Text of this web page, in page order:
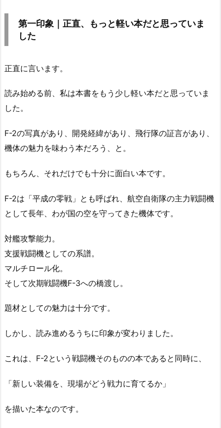
第一印象｜正直、もっと軽い本だと思っていま
した
正直に言います。
読み始める前、私は本書をもう少し軽い本だと思っていま
した。
F-2の写真があり、開発経緯があり、飛行隊の証言があり、
機体の魅力を味わう本だろう、と。
もちろん、それだけでも十分に面白い本です。
F-2は「平成の零戦」とも呼ばれ、航空自衛隊の主力戦闘機
として長年、わが国の空を守ってきた機体です。
対艦攻撃能力。
支援戦闘機としての系譜。
マルチロール化。
そして次期戦闘機F-3への橋渡し。
題材としての魅力は十分です。
しかし、読み進めるうちに印象が変わりました。
これは、F-2という戦闘機そのものの本であると同時に、
「新しい装備を、現場がどう戦力に育てるか」
を描いた本なのです。